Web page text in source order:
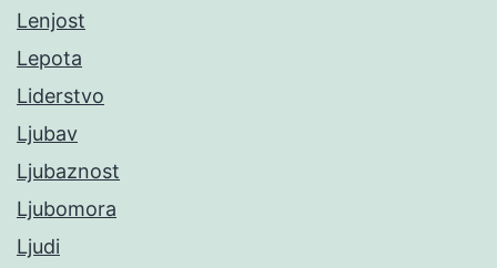
Lenjost
Lepota
Liderstvo
Ljubav
Ljubaznost
Ljubomora
Ljudi